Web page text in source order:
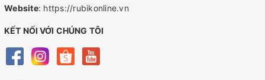
Website: https://rubikonline.vn
KẾT NỐI VỚI CHÚNG TÔI